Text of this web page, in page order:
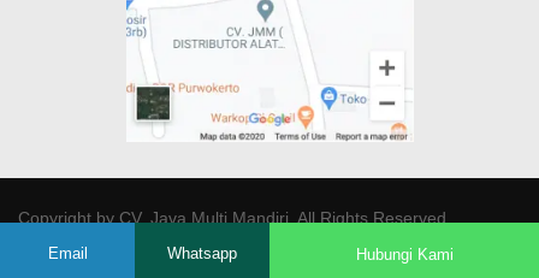
Copyright by CV. Java Multi Mandiri . All Rights Reserved.
Email Whatsapp Hubungi Kami